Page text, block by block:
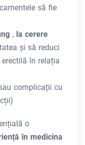
să fie
, la cerere
și să reduci
în relația
complicații cu
o
în medicina